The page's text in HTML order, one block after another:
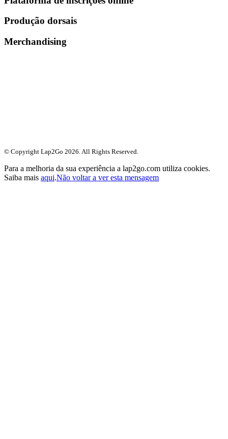
Produção dorsais
Merchandising
© Copyright Lap2Go 2026 . All Rights Reserved.
Para a melhoria da sua experiência a lap2go.com utiliza cookies.
Saiba mais aqui.Não voltar a ver esta mensagem